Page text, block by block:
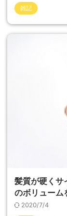
雑記
髪質が硬くサ
のボリューム
2020/7/4